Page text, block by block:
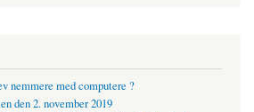
nemmere med computere ?
den 2. november 2019